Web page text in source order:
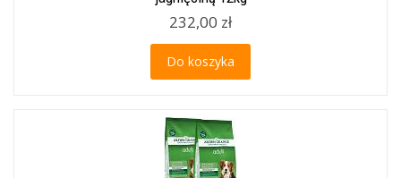
232,00 zł
Do koszyka